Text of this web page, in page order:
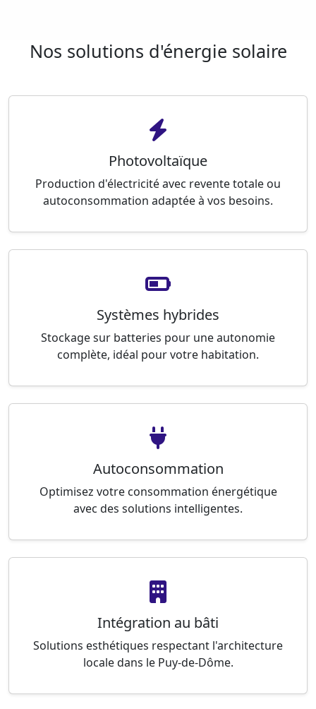
Nos solutions d'énergie solaire
Photovoltaïque
Production d'électricité avec revente totale ou
autoconsommation adaptée à vos besoins.
Systèmes hybrides
Stockage sur batteries pour une autonomie
complète, idéal pour votre habitation.
Autoconsommation
Optimisez votre consommation énergétique
avec des solutions intelligentes.
Intégration au bâti
Solutions esthétiques respectant l'architecture
locale dans le Puy-de-Dôme.